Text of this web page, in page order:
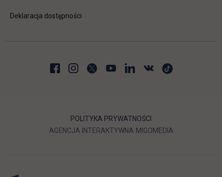
Deklaracja dostępności
POLITYKA PRYWATNOŚCI
AGENCJA INTERAKTYWNA LINK OTWIERA SIĘ W
MIGOMEDIA